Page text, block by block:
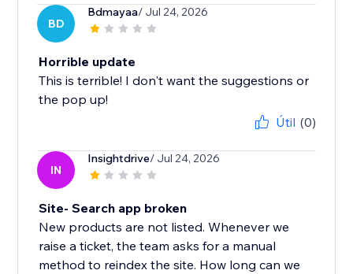
BD
Bdmayaa/ Jul 24, 2026
Horrible update
This is terrible! I don't want the suggestions or
the pop up!
Útil (0)
IN
Insightdrive/ Jul 24, 2026
Site- Search app broken
New products are not listed. Whenever we
raise a ticket, the team asks for a manual
method to reindex the site. How long can we